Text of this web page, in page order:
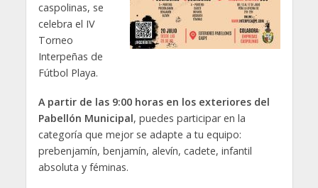
caspolinas, se
celebra el IV
Torneo
Interpeñas de
Fútbol Playa.
A partir de las 9:00 horas en los exteriores del
Pabellón Municipal, puedes participar en la
categoría que mejor se adapte a tu equipo:
prebenjamín, benjamín, alevín, cadete, infantil
absoluta y féminas.